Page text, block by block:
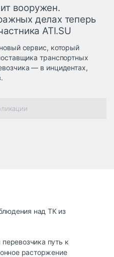
и ВЭД
вооружен.
делах теперь
ATI.SU
сервис, который
транспортных
— в инцидентах,
над ТК из
путь к
расторжение